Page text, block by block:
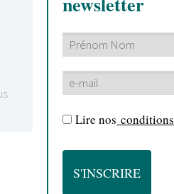
Lire nos conditions